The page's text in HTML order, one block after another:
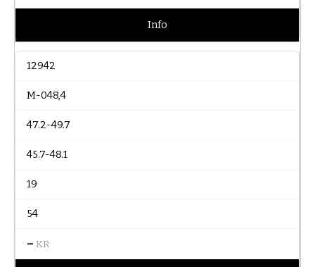
Info
12942
M-048,4
47.2-49.7
45.7-48.1
19
54
– KR